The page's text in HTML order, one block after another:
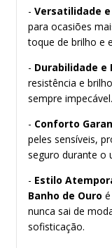
- Versatilidade
para ocasiões
toque de brilho e
- Durabilidade e
resistência e
sempre impecável.
- Conforto
peles sensíveis,
seguro durante o
- Estilo
Banho de Ouro
nunca sai de
sofisticação.